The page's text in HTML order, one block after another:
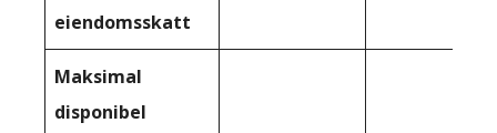
eiendomsskatt
Maksimal
disponibel